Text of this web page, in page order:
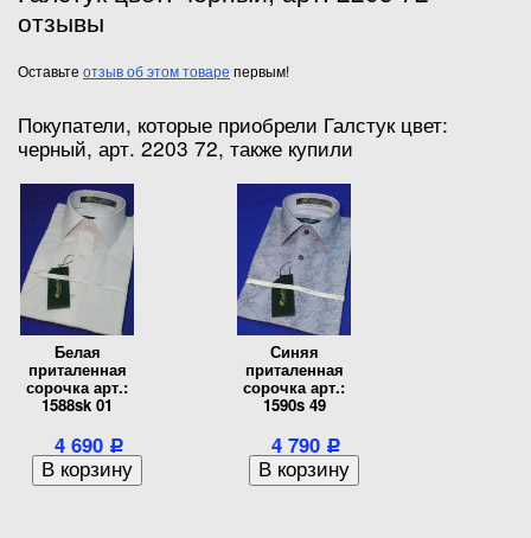
отзывы
Оставьте отзыв об этом товаре первым!
Покупатели, которые приобрели Галстук цвет:
черный, арт. 2203 72, также купили
Белая
приталенная
сорочка арт.:
1588sk 01
4 690 Р
Синяя
приталенная
сорочка арт.:
1590s 49
4 790 Р